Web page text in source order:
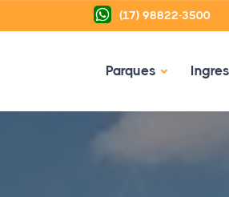
(17) 98822-3500
Parques